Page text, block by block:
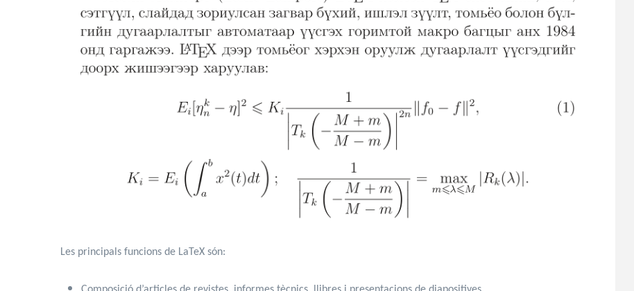
Les principals funcions de LaTeX són: